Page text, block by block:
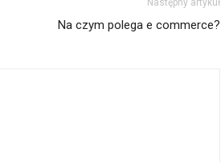
Następny artykuł
Na czym polega e commerce?